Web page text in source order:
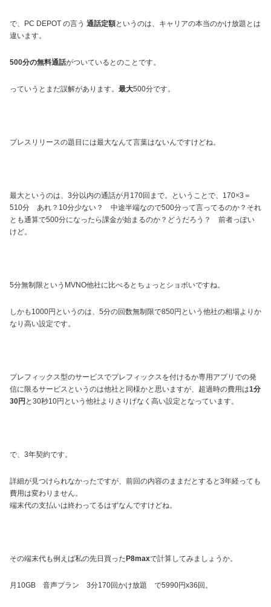
で、PC DEPOT の言う 通話定額というのは、キャリアの本当のかけ放題とは
違います。
500分の無料通話がついているとのことです。
っていうとまだ誤解があります。 最大500分です。
プレスリリースの題目には最大なんて言葉はないんですけどね。
最大というのは、3分以内の通話が月170回まで。ということで、170×3＝
510分 あれ？10分少ない？ 中途半端なので500分って言ってるのか？それ
とも通算で500分になったら課金が始まるのか？どうだろう？ 前者っぽい
けど。
5分無制限というMVNO他社に比べるとちょっとショボいですね。
しかも1000円というのは、5分の回数無制限で850円という他社の相場よりか
なり高い設定です。
プレフィックス型のサービスでプレフィックスを付けるか専用アプリでの発
信に限るサービスというのは他社と同様かと思いますが、超過時の費用は1分
30円 と30秒10円という他社よりさりげなく高い設定となっています。
で、3年契約です。
詳細が見つけられなかったですが、前回の内容のままだとすると3年経っても
費用は変わりません。
端末代の支払いは終わってるはずなんですけどね。
その端末代も例えば私の先日買ったP8maxで計算してみましょうか。
月10GB 音声プラン 3分170回かけ放題 で5990円x36回。